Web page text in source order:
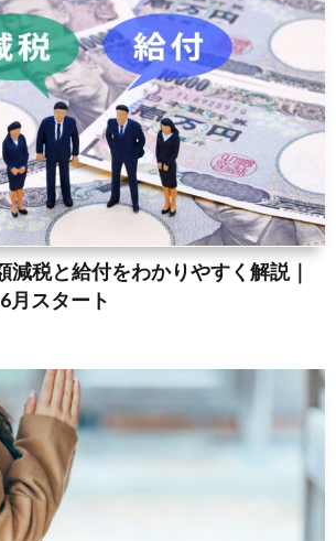
減税と給付をわかりやすく解説｜
月スタート